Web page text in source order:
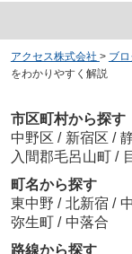
アクセス株式会社 > ブ
をわかりやすく解説
市区町村から探す
中野区 / 新宿区 /
入間郡毛呂山町 /
町名から探す
東中野 / 北新宿 /
弥生町 / 中落合
路線から探す